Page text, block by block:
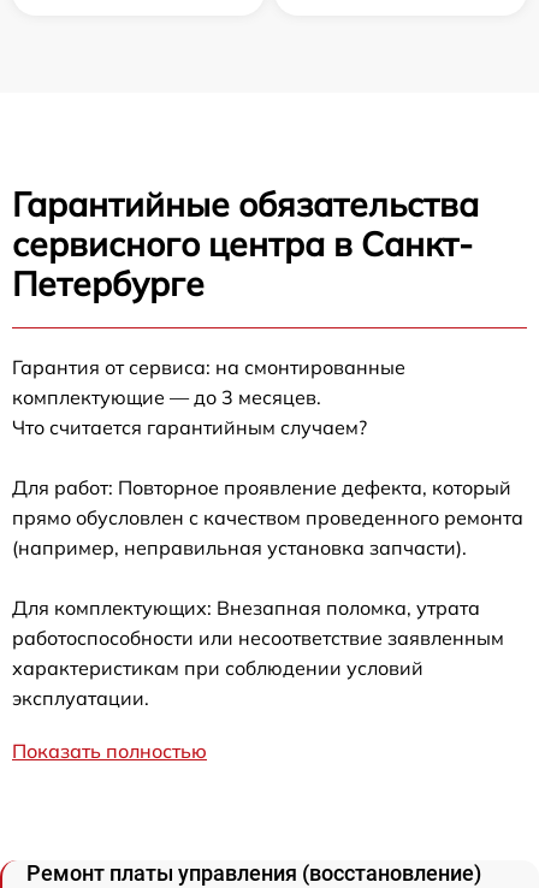
Гарантийные обязательства
сервисного центра в Санкт-
Петербурге
Гарантия от сервиса: на смонтированные
комплектующие — до 3 месяцев.
Что считается гарантийным случаем?
Для работ: Повторное проявление дефекта, который
прямо обусловлен с качеством проведенного ремонта
(например, неправильная установка запчасти).
Для комплектующих: Внезапная поломка, утрата
работоспособности или несоответствие заявленным
характеристикам при соблюдении условий
эксплуатации.
Показать полностью
Ремонт платы управления (восстановление)